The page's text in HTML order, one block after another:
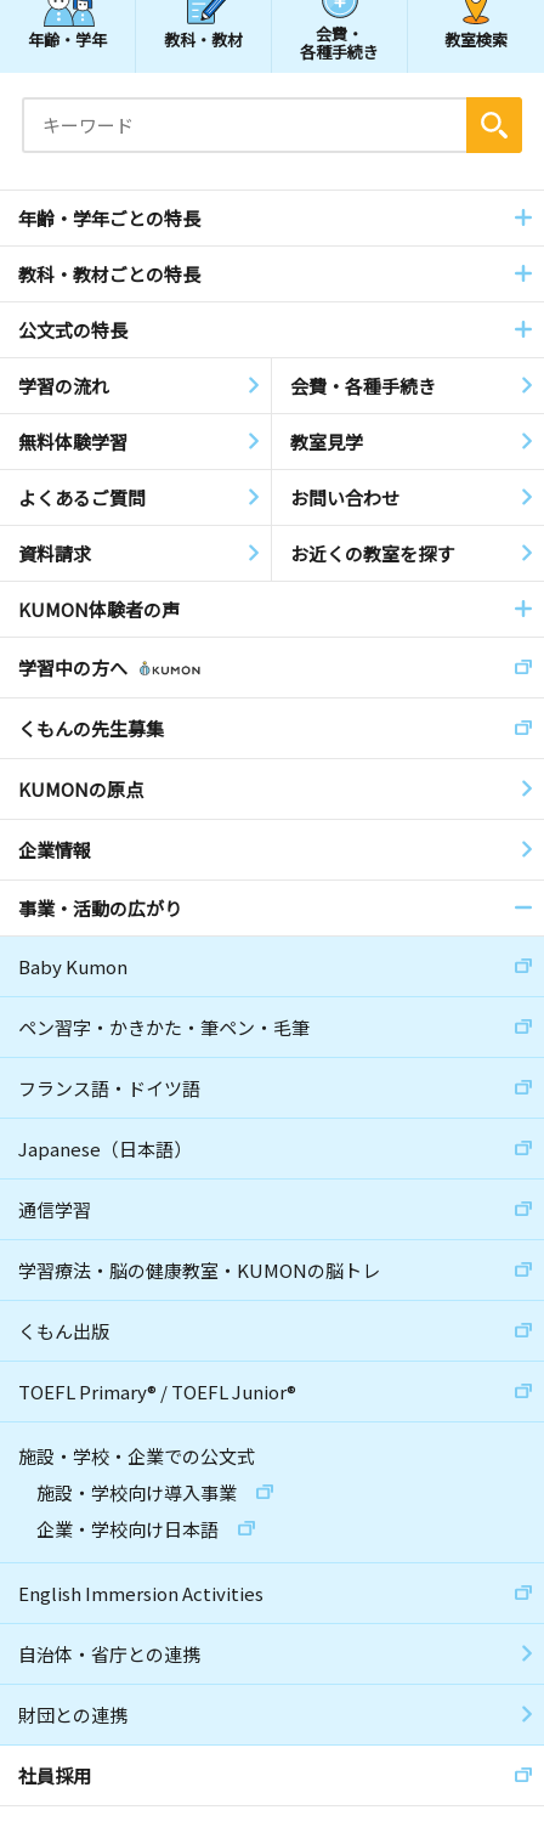
年齢・学年 教科・教材 会費・
各種手続き
教室検索
年齢・学年ごとの特長
教科・教材ごとの特長
公文式の特長
学習の流れ 会費・各種手続き
無料体験学習 教室見学
よくあるご質問 お問い合わせ
資料請求 お近くの教室を探す
KUMON体験者の声
学習中の方へ
くもんの先生募集
KUMONの原点
企業情報
事業・活動の広がり
Baby Kumon
ペン習字・かきかた・筆ペン・毛筆
フランス語・ドイツ語
Japanese（日本語）
通信学習
学習療法・脳の健康教室・KUMONの脳トレ
くもん出版
TOEFL Primary® /TOEFL Junior®
施設・学校・企業での公文式
施設・学校向け導入事業
企業・学校向け日本語
English Immersion Activities
自治体・省庁との連携
財団との連携
社員採用